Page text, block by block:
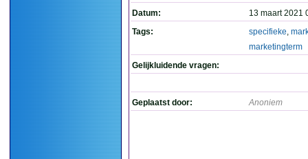
Datum:
13 maart 2021
Tags:
specifieke,
marketingterm
Gelijkluidende vragen:
Geplaatst door: Anoniem